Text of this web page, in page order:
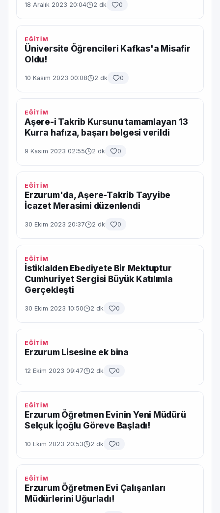
18 Aralık 2023 20:04 2 dk 0
EĞİTİM
Üniversite Öğrencileri Kafkas'a Misafir
Oldu!
10 Kasım 2023 00:08 2 dk 0
EĞİTİM
Aşere-i Takrib Kursunu tamamlayan 13
Kurra hafıza, başarı belgesi verildi
9 Kasım 2023 02:55 2 dk 0
EĞİTİM
Erzurum'da, Aşere-Takrib Tayyibe
İcazet Merasimi düzenlendi
30 Ekim 2023 20:37 2 dk 0
EĞİTİM
İstiklalden Ebediyete Bir Mektuptur
Cumhuriyet Sergisi Büyük Katılımla
Gerçekleşti
30 Ekim 2023 10:50 2 dk 0
EĞİTİM
Erzurum Lisesine ek bina
12 Ekim 2023 09:47 2 dk 0
EĞİTİM
Erzurum Öğretmen Evinin Yeni Müdürü
Selçuk İçoğlu Göreve Başladı!
10 Ekim 2023 20:53 2 dk 0
EĞİTİM
Erzurum Öğretmen Evi Çalışanları
Müdürlerini Uğurladı!